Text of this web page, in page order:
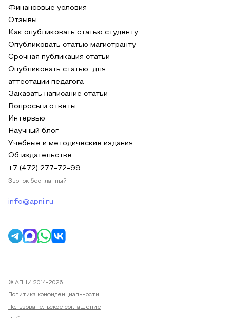
Финансовые условия
Отзывы
Как опубликовать статью студенту
Опубликовать статью магистранту
Срочная публикация статьи
Опубликовать статью для
аттестации педагога
Заказать написание статьи
Вопросы и ответы
Интервью
Научный блог
Учебные и методические издания
Об издательстве
+7 (472) 277-72-99
Звонок бесплатный
info@apni.ru
© АПНИ 2014-2026
Политика конфиденциальности
Пользовательское соглашение